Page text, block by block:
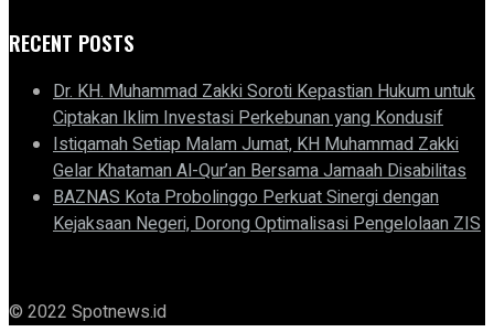
RECENT POSTS
Dr. KH. Muhammad Zakki Soroti Kepastian Hukum untuk
Ciptakan Iklim Investasi Perkebunan yang Kondusif
Istiqamah Setiap Malam Jumat, KH Muhammad Zakki
Gelar Khataman Al-Qur’an Bersama Jamaah Disabilitas
BAZNAS Kota Probolinggo Perkuat Sinergi dengan
Kejaksaan Negeri, Dorong Optimalisasi Pengelolaan ZIS
© 2022 Spotnews.id